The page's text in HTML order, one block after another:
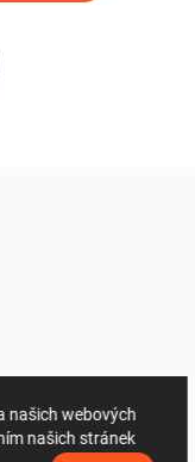
našich webových
našich stránek